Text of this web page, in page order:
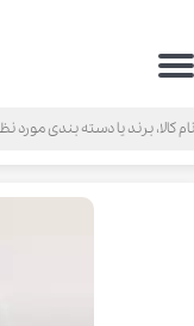
حساب کاربری من
سفارشات
خروج از حساب کاربری